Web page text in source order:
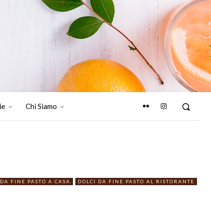
Chi Siamo
FINE PASTO A CASA
DOLCI DA FINE PASTO AL RISTORANTE